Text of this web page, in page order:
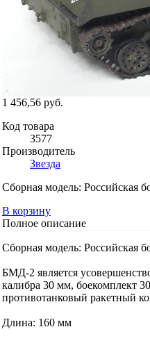
1 456,56 руб.
Код товара
3577
Производитель
Звезда
Сборная модель: Российская
В корзину
Полное описание
Сборная модель: Российская
БМД-2 является
калибра 30 мм, боекомплект
противотанковый ракетный
Длина: 160 мм